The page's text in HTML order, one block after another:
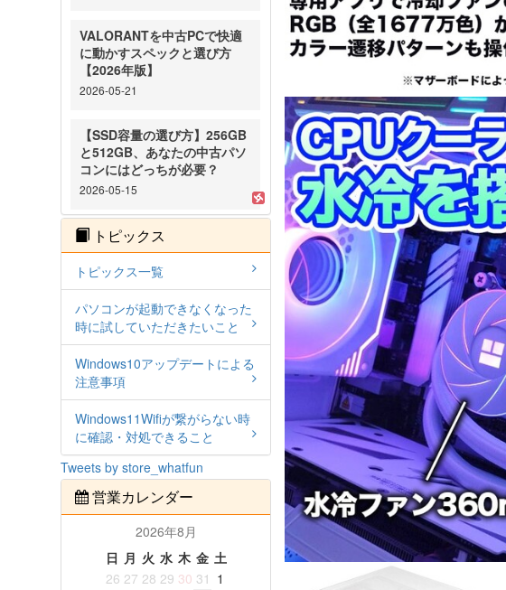
VALORANTを中古PCで快適
に動かすスペックと選び方
【2026年版】
2026-05-21
【SSD容量の選び方】256GB
と512GB、あなたの中古パソ
コンにはどっちが必要？
2026-05-15
トピックス
トピックス一覧
パソコンが起動できなくなった
時に試していただきたいこと
Windows10アップデートによる
注意事項
Windows11Wifiが繋がらない時
に確認・対処できること
Tweets by store_whatfun
営業カレンダー
2026年8月
日 月 火 水 木 金 土
26 27 28 29 30 31 1